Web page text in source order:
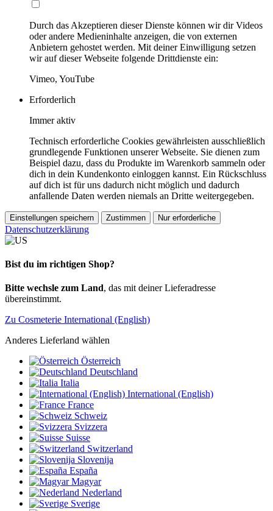
Durch das Akzeptieren dieser Dienste können wir dir Videos
oder andere Medieninhalte anzeigen, die von externen
Anbietern gehostet werden. Mit deiner Einwilligung setzen
wir auf dieser Webseite folgende Drittdienste ein:
Vimeo, YouTube
Erforderlich
Immer aktiv
Technisch erforderliche Cookies gewährleisten ausschließlich
grundlegende Funktionen unserer Webseite. Sie dienen zum
Beispiel dazu, dass du Produkte im Warenkorb sammeln oder
dich in dein Kundenkonto einloggen kannst. Ein Rückschluss
auf dich ist für uns dadurch nicht möglich und dadurch
anfallende Daten werden niemals an Dritte weitergegeben.
Einstellungen speichern Zustimmen Nur erforderliche
Datenschutzerklärung
Bist du im richtigen Shop?
Bitte wechsle zum Land, das mit deiner Lieferadresse
übereinstimmt.
Zu Cosmeterie International (English)
Anderes Lieferland wählen
Österreich
Deutschland
Italia
International (English)
France
Schweiz
Svizzera
Suisse
Switzerland
Slovenija
España
Magyar
Nederland
Sverige